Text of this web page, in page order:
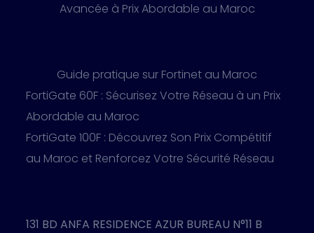
Avancée à Prix Abordable au Maroc
Guide pratique sur Fortinet au Maroc
FortiGate 60F : Sécurisez Votre Réseau à un Prix
Abordable au Maroc
FortiGate 100F : Découvrez Son Prix Compétitif
au Maroc et Renforcez Votre Sécurité Réseau
131 BD ANFA RESIDENCE AZUR BUREAU N°11 B